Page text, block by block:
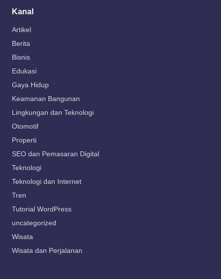
Kanal
Artikel
Berita
Bisnis
Edukasi
Gaya Hidup
Keamanan Bangunan
Lingkungan dan Teknologi
Otomotif
Properti
SEO dan Pemasaran Digital
Teknologi
Teknologi dan Internet
Tren
Tutorial WordPress
uncategorized
Wisata
Wisata dan Perjalanan